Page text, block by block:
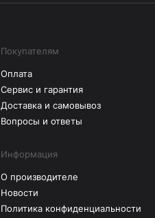
Покупателям
Оплата
Сервис и гарантия
Доставка и самовывоз
Вопросы и ответы
Информация
О производителе
Новости
Политика конфиденциальности